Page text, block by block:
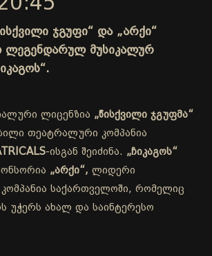
ჯგუფი“ და „არქი“
ლეგენდარულ მუსიკალურ
ლიცენზია „წისქვილი ჯგუფმა“
თეატრალური კომპანია
-ისგან შეიძინა. „ჩიკაგოს“
„არქი“, ლიდერი
საქართველოში, რომელიც
უჭერს ახალ და საინტერესო